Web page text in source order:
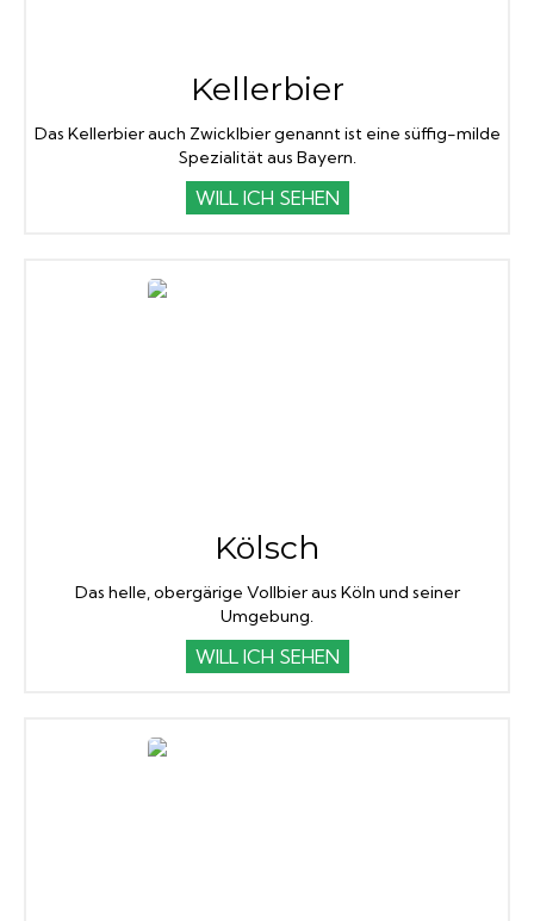
Kellerbier
Das Kellerbier auch Zwicklbier genannt ist eine süffig-milde
Spezialität aus Bayern.
WILL ICH SEHEN
Kölsch
Das helle, obergärige Vollbier aus Köln und seiner
Umgebung.
WILL ICH SEHEN